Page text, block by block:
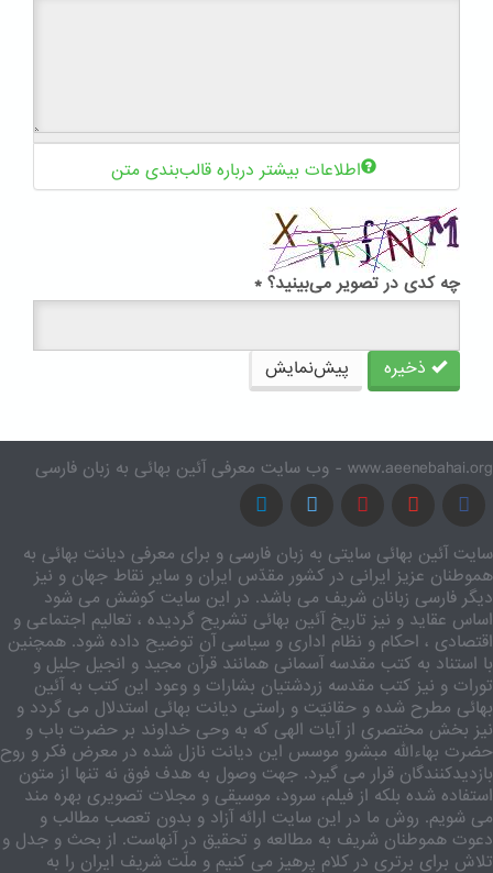
اطلاعات بیشتر درباره قالب‌بندی متن
چه کدی در تصویر می‌بینید؟ *
ذخیره پیش‌نمایش
www.aeenebahai.org - وب سایت معرفی آئین بهائی به زبان فارسی
سایت آئین بهائی سایتی به زبان فارسی و برای معرفی دیانت بهائی به
هموطنان عزیز ایرانی در کشور مقدّس ایران و سایر نقاط جهان و نیز
دیگر فارسی زبانان شریف می باشد. در این سایت کوشش می شود
اساس عقاید و نیز تاریخ آئین بهائی تشریح گردیده ، تعالیم اجتماعی و
اقتصادی ، احکام و نظام اداری و سیاسی آن توضیح داده شود. همچنین
با استناد به کتب مقدسه آسمانی همانند قرآن مجید و انجیل جلیل و
تورات و نیز کتب مقدسه زردشتیان بشارات و وعود این کتب به آئین
بهائی مطرح شده و حقانیّت و راستی دیانت بهائی استدلال می گردد و
نیز بخش مختصری از آیات الهی که به وحی خداوند بر حضرت باب و
حضرت بهاءالله مبشرو موسس این دیانت نازل شده در معرض فکر و روح
بازدیدکنندگان قرار می گیرد. جهت وصول به هدف فوق نه تنها از متون
استفاده شده بلکه از فیلم، سرود، موسیقی و مجلات تصویری بهره مند
می شویم. روش ما در این سایت ارائه آزاد و بدون تعصب مطالب و
دعوت هموطنان شریف به مطالعه و تحقیق در آنهاست. از بحث و جدل و
تلاش برای برتری در کلام پرهیز می کنیم و ملّت شریف ایران را به